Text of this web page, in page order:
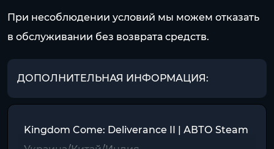
При несоблюдении условий мы можем отказать
в обслуживании без возврата средств.
ДОПОЛНИТЕЛЬНАЯ ИНФОРМАЦИЯ:
Kingdom Come: Deliverance II | АВТО Steam